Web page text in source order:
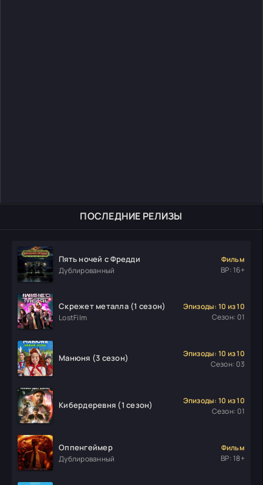
ПОСЛЕДНИЕ РЕЛИЗЫ
Пять ночей с Фредди
Дублированный
Фильм
ВР: 16+
Скрежет металла (1 сезон)
LostFilm
Эпизоды: 10 из 10
Сезон: 01
Манюня (3 сезон)
Эпизоды: 10 из 10
Сезон: 03
Кибердеревня (1 сезон)
Эпизоды: 10 из 10
Сезон: 01
Оппенгеймер
Дублированный
Фильм
ВР: 18+